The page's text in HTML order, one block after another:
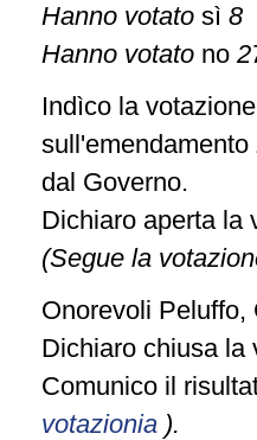
Hanno votato sì 8
Hanno votato no
Indìco la
dal Governo.
Dichiaro aperta la
(Segue la
Onorevoli Peluffo,
Dichiaro chiusa la
Comunico il
votazionia ).